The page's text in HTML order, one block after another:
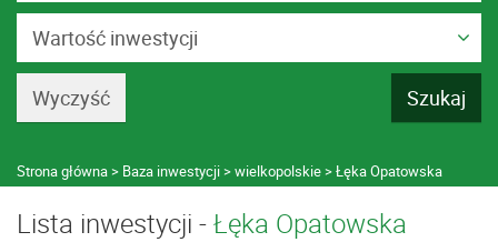
Wartość inwestycji
Strona główna Baza inwestycji wielkopolskie Łęka Opatowska
Lista inwestycji - Łęka Opatowska